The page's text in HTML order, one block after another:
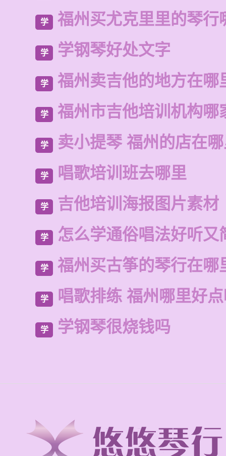
学 福州买尤克里里的琴行
学 学钢琴好处文字
学 福州卖吉他的地方在哪
学 福州市吉他培训机构哪
学 卖小提琴 福州的店在
学 唱歌培训班去哪里
学 吉他培训海报图片素材
学 怎么学通俗唱法好听又
学 福州买古筝的琴行在哪
学 唱歌排练 福州哪里好
学 学钢琴很烧钱吗